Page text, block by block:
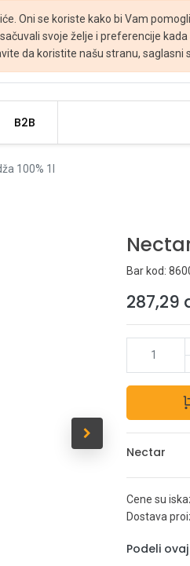
Oni se koriste kako bi Vam
svoje želje i preferencije
da koristite našu stranu, saglasni
B2B
100% 1l
Bar kod:
287,29
Nectar
Cene su
Dostava
Podeli